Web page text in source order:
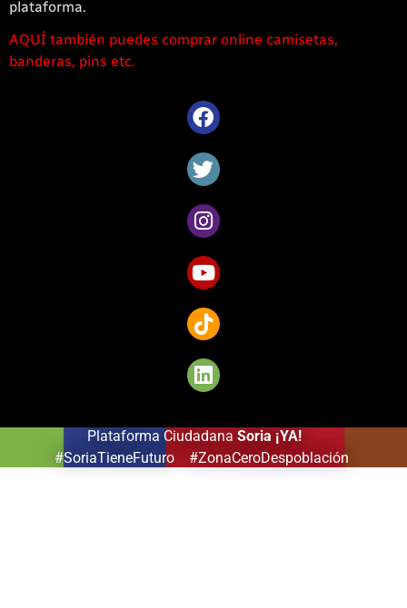
plataforma.
1win
casino
AQUÍ también puedes comprar online camisetas,
banderas, pins etc.
Plataforma Ciudadana Soria ¡YA!
#SoriaTieneFuturo #ZonaCeroDespoblación